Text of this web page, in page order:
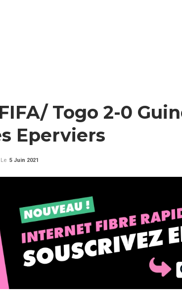
Togo 2-0
Eperviers
Le 5 Juin 2021